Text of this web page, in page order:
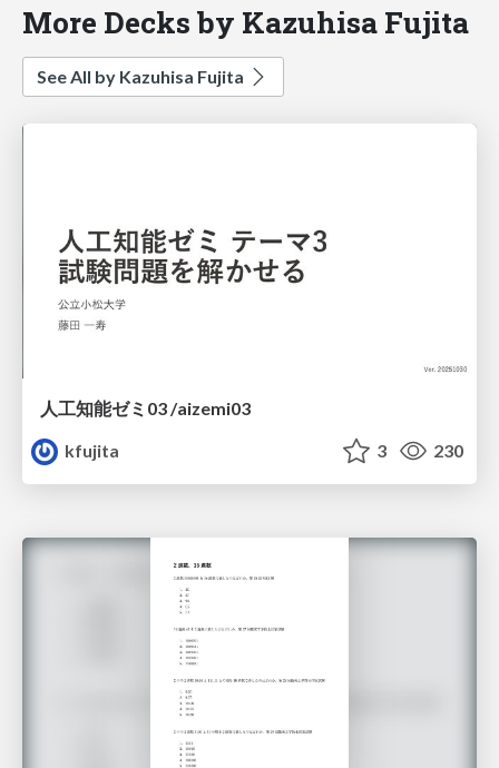
More Decks by Kazuhisa Fujita
See All by Kazuhisa Fujita
人工知能ゼミ03 /aizemi03
kfujita
3 230